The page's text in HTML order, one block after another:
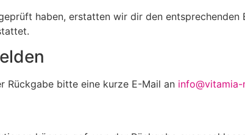
haben, erstatten wir dir den entsprechenden
Rückgabe bitte eine kurze E-Mail an info@vitamia-